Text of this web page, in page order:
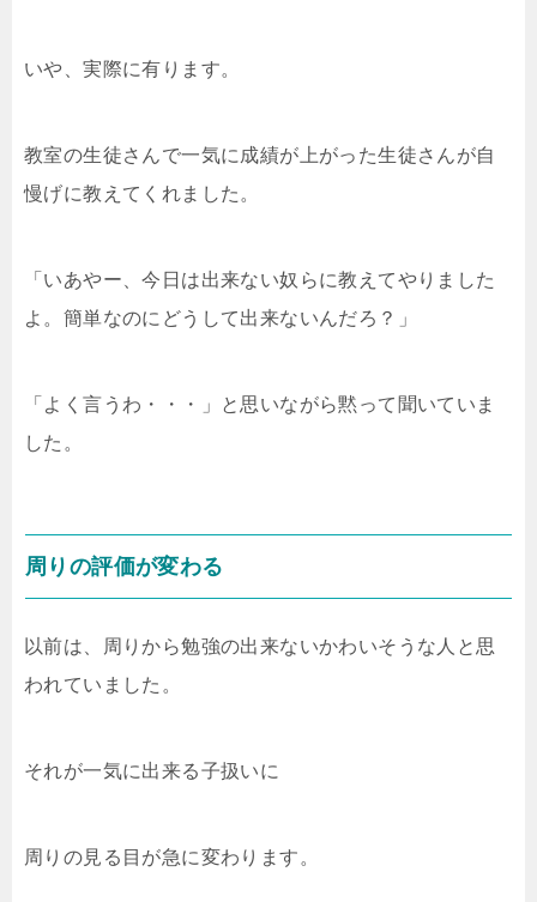
いや、実際に有ります。
教室の生徒さんで一気に成績が上がった生徒さんが自
慢げに教えてくれました。
「いあやー、今日は出来ない奴らに教えてやりました
よ。簡単なのにどうして出来ないんだろ？」
「よく言うわ・・・」と思いながら黙って聞いていま
した。
周りの評価が変わる
以前は、周りから勉強の出来ないかわいそうな人と思
われていました。
それが一気に出来る子扱いに
周りの見る目が急に変わります。